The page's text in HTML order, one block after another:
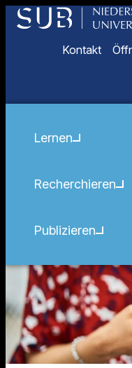
Kontakt
Lernen
Recherchieren
Publizieren